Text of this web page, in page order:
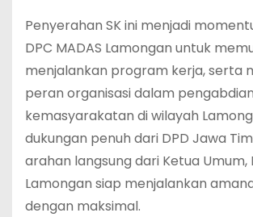
Penyerahan SK ini menjadi
DPC MADAS Lamongan untuk
menjalankan program kerja, serta
peran organisasi dalam
kemasyarakatan di wilayah
dukungan penuh dari DPD Jawa
arahan langsung dari Ketua Umum,
Lamongan siap menjalankan
dengan maksimal.